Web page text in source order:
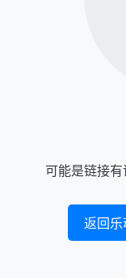
可能是链接有
返回